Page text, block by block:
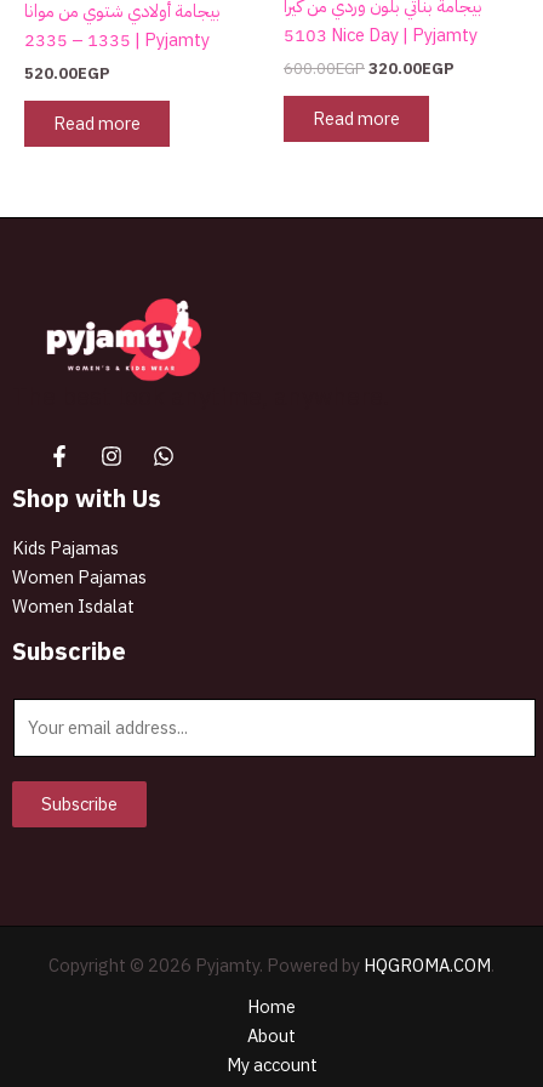
بيجامة أولادي شتوي من موانا
1335 – 2335 | Pyjamty
520.00EGP
Read more
بيجامة بناتي بلون وردي من كيرا
5103 Nice Day | Pyjamty
600.00EGP320.00EGP
Read more
Shop with Us
Kids Pajamas
Women Pajamas
Women Isdalat
Subscribe
l
Subscribe
Copyright © 2026 Pyjamty. Powered byHQGROMA.COM.
Home
About
My account